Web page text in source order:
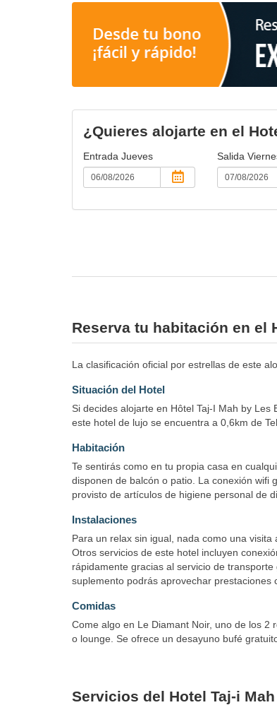
¿Quieres alojarte en el
Entrada Jueves Salida
Reserva tu habitación en el
La clasificación oficial por estrellas de este
Situación del Hotel
Si decides alojarte en Hôtel Taj-I Mah by
este hotel de lujo se encuentra a 0,6km de
Habitación
Te sentirás como en tu propia casa en
disponen de balcón o patio. La conexión wifi
provisto de artículos de higiene personal de
Instalaciones
Para un relax sin igual, nada como una
Otros servicios de este hotel incluyen
rápidamente gracias al servicio de
suplemento podrás aprovechar prestaciones
Comidas
Come algo en Le Diamant Noir, uno de los 2
o lounge. Se ofrece un desayuno bufé
Servicios del Hotel Taj-i